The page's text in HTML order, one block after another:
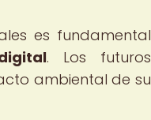
es fundamental
. Los futuros
ambiental de su